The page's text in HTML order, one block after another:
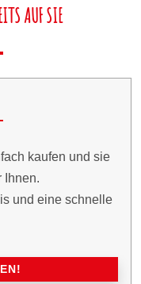
AUF SIE
kaufen und sie
Ihnen.
und eine schnelle